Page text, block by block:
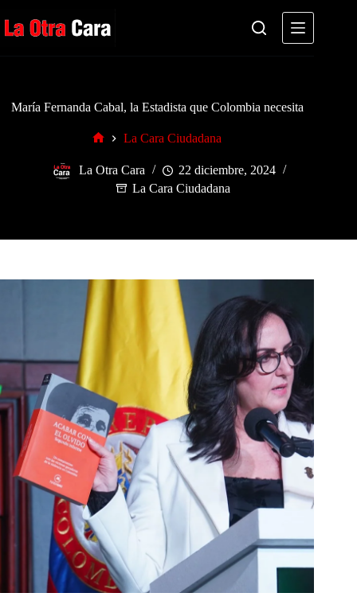
al
contenido
María Fernanda Cabal, la Estadista que Colombia necesita
La Cara Ciudadana
La Otra Cara
22 diciembre, 2024
La Cara Ciudadana